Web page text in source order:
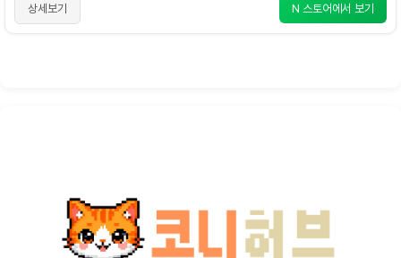
상세보기 N 스토어에서 보기